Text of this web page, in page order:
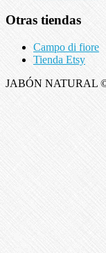
Otras tiendas
Campo di fiore
Tienda Etsy
JABÓN NATURAL